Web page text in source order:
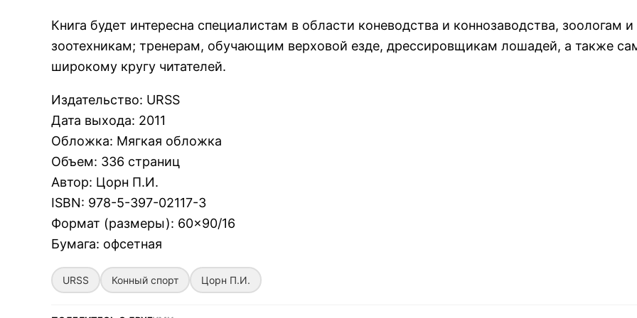
Книга будет интересна специалистам в области коневодства и коннозаводства, зоологам и
зоотехникам; тренерам, обучающим верховой езде, дрессировщикам лошадей, а также
широкому кругу читателей.
Издательство: URSS
Дата выхода: 2011
Обложка: Мягкая обложка
Объем: 336 страниц
Автор: Цорн П.И.
ISBN: 978-5-397-02117-3
Формат (размеры): 60×90/16
Бумага: офсетная
URSS Конный спорт Цорн П.И.